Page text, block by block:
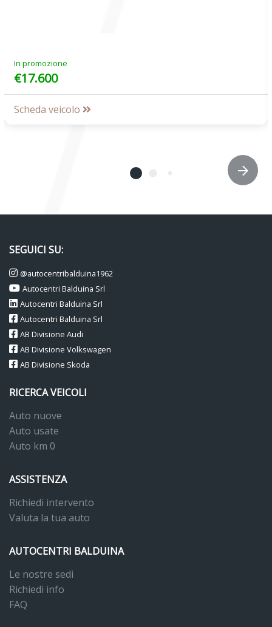
In promozione
€17.600
Scheda veicolo
SEGUICI SU:
@autocentribalduina1962
Autocentri Balduina Srl
Autocentri Balduina Srl
Autocentri Balduina Srl
AB Divisione Audi
AB Divisione Volkswagen
AB Divisione Skoda
RICERCA VEICOLI
Auto nuove
Auto usate
Auto km 0
ASSISTENZA
Richiedi intervento
Valuta la tua auto
AUTOCENTRI BALDUINA
Le nostre sedi
Richiedi info
FAQ